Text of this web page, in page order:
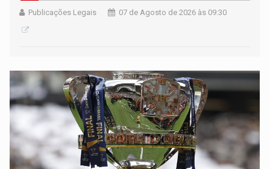
Publicações Legais 07 de Agosto de 2026 às 09:30